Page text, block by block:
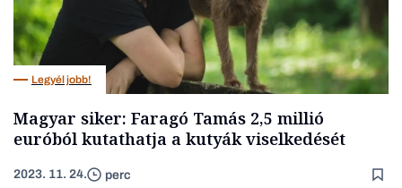
Legyél jobb!
Magyar siker: Faragó Tamás 2,5 millió
euróból kutathatja a kutyák viselkedését
2023. 11. 24. perc